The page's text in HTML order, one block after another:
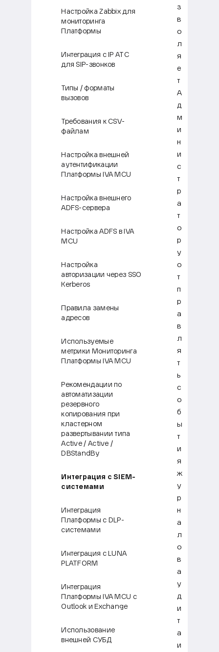
Настройка Zabbix для
мониторинга
Платформы
Интеграция с IP АТС
для SIP-звонков
Типы / форматы
вызовов
Требования к CSV-
файлам
Настройка внешней
аутентификации
Платформы IVA MCU
Настройка внешнего
ADFS-сервера
Настройка ADFS в IVA
MCU
Настройка
авторизации через SSO
Kerberos
Правила замены
адресов
Используемые
метрики Мониторинга
Платформы IVA MCU
Рекомендации по
автоматизации
резервного
копирования при
кластерном
развертывании типа
Active / Active /
DBStandBy
Интеграция с SIEM-
системами
Интеграция
Платформы с DLP-
системами
Интеграция с LUNA
PLATFORM
Интеграция
Платформы IVA MCU с
Outlook и Exchange
Использование
внешней СУБД
з
в
о
л
я
е
т
А
д
м
и
н
и
с
т
р
а
т
о
р
у
о
т
п
р
а
в
л
я
т
ь
с
о
б
ы
т
и
я
ж
у
р
н
а
л
о
в
а
у
д
и
т
а
и